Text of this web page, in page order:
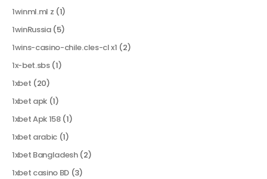
1winml.ml z (1)
1winRussia(5)
1wins-casino-chile.cles-cl x1 (2)
1x-bet.sbs(1)
1xbet (20)
1xbet apk (1)
1xbet Apk 158(1)
1xbet arabic (1)
1xbet Bangladesh(2)
1xbet casino BD (3)